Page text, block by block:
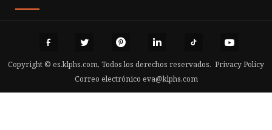
Copyright © es.klphs.com, Todos los derechos reservados. Privacy Policy
Correo electrónico eva@klphs.com